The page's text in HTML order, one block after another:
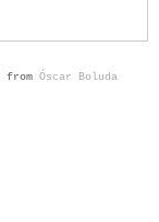
from Óscar Boluda